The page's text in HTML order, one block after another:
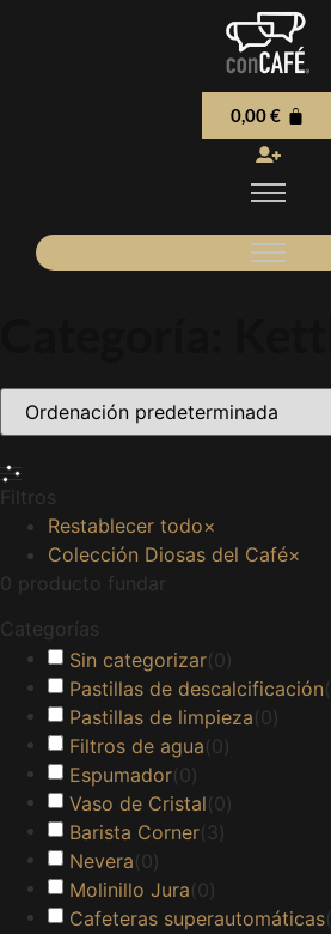
0,00€
Filtros
Restablecer todo×
Colección Diosas del Café×
0 producto fundar
Categorías
Sin categorizar(0)
Pastillas de descalcificación(
Pastillas de limpieza(0)
Filtros de agua(0)
Espumador(0)
Vaso de Cristal(0)
Barista Corner( 3)
Nevera(0)
Molinillo Jura(0)
Cafeteras superautomáticas(